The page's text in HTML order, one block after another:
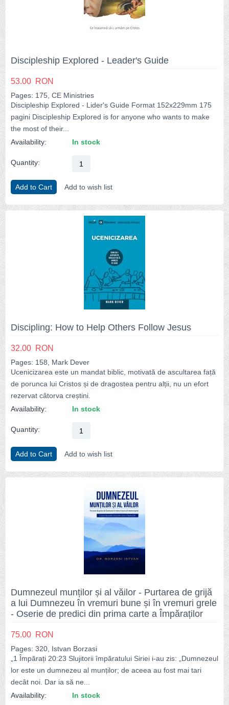
Discipleship Explored - Leader's Guide
53.00 RON
Pages: 175, CE Ministries
Discipleship Explored - Lider's Guide Format 152x229mm 175
pagini Discipleship Explored is for anyone who wants to make
the most of their...
Availability:
In stock
Quantity:
Add to Cart Add to wish list
Discipling: How to Help Others Follow Jesus
32.00 RON
Pages: 158, Mark Dever
Ucenicizarea este un mandat biblic, motivată de ascultarea față
de porunca lui Cristos și de dragostea pentru alții, nu un efort
rezervat câtorva creștini.
Availability:
In stock
Quantity:
Add to Cart Add to wish list
Dumnezeul munților și al văilor - Purtarea de grijă
a lui Dumnezeu în vremuri bune și în vremuri grele
- Oserie de predici din prima carte a Împăraților
75.00 RON
Pages: 320, Istvan Borzasi
„1 Împărați 20:23 Slujitorii împăratului Siriei i-au zis: „Dumnezeul
lor este un dumnezeu al munților; de aceea au fost mai tari
decât noi. Dar ia să ne...
Availability:
In stock